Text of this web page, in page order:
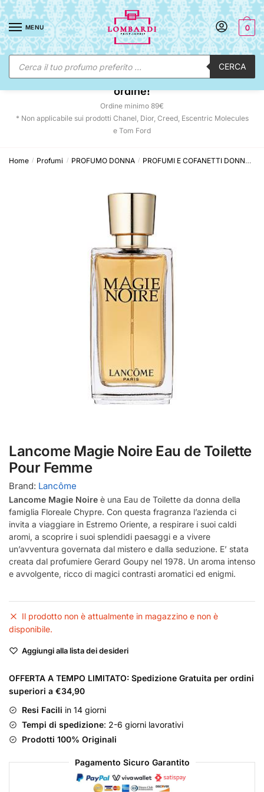
Skip
to
navigation
Skip
to
content
MENU
Ricerca
prodotti CERCA
0
☀️ SUNNY DAYS:-12% automatico sul tuo
ordine!
Ordine minimo 89€
* Non applicabile sui prodotti Chanel, Dior, Creed, Escentric Molecules
e Tom Ford
Home / Profumi / PROFUMO DONNA / PROFUMI E COFANETTI DONNA
Lancome Magie Noire Eau de Toilette
Pour Femme
Brand: Lancôme
Lancome Magie Noire è una Eau de Toilette da donna della
famiglia Floreale Chypre. Con questa fragranza l’azienda ci
invita a viaggiare in Estremo Oriente, a respirare i suoi caldi
aromi, a scoprire i suoi splendidi paesaggi e a vivere
un’avventura governata dal mistero e dalla seduzione. E’ stata
creata dal profumiere Gerard Goupy nel 1978. Un aroma intenso
e avvolgente, ricco di magici contrasti aromatici ed enigmi.
Il prodotto non è attualmente in magazzino e non è
disponibile.
Aggiungi alla lista dei desideri
OFFERTA A TEMPO LIMITATO: Spedizione Gratuita per ordini
superiori a €34,90
Resi Facili in 14 giorni
Tempi di spedizione: 2-6 giorni lavorativi
Prodotti 100% Originali
Pagamento Sicuro Garantito